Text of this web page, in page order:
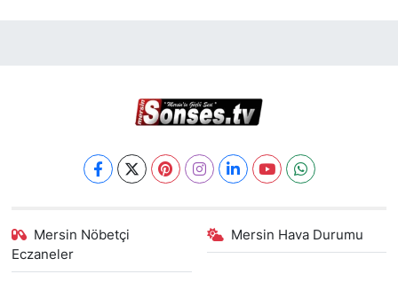
Mersin Nöbetçi
Eczaneler
Mersin Hava Durumu